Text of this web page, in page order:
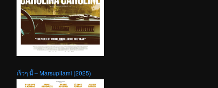
เร็วๆ นี้ – Marsupilami (2025)